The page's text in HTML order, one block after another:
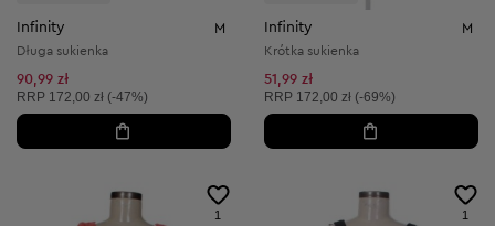
Infinity M
Długa sukienka
90,99 zł
Cena sugerowana:
RRP 172,00 zł (-47%)
Infinity M
Krótka sukienka
51,99 zł
Cena sugerowana:
RRP 172,00 zł (-69%)
1 1